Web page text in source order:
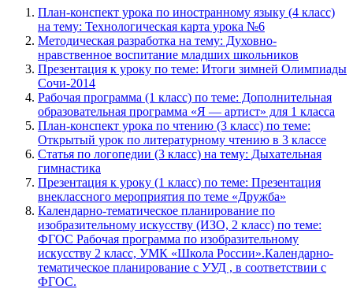
План-конспект урока по иностранному языку (4 класс)
на тему: Технологическая карта урока №6
Методическая разработка на тему: Духовно-
нравственное воспитание младших школьников
Презентация к уроку по теме: Итоги зимней Олимпиады
Сочи-2014
Рабочая программа (1 класс) по теме: Дополнительная
образовательная программа «Я — артист» для 1 класса
План-конспект урока по чтению (3 класс) по теме:
Открытый урок по литературному чтению в 3 классе
Статья по логопедии (3 класс) на тему: Дыхательная
гимнастика
Презентация к уроку (1 класс) по теме: Презентация
внеклассного мероприятия по теме «Дружба»
Календарно-тематическое планирование по
изобразительному искусству (ИЗО, 2 класс) по теме:
ФГОС Рабочая программа по изобразительному
искусству 2 класс, УМК «Школа России».Календарно-
тематическое планирование с УУД , в соответствии с
ФГОС.